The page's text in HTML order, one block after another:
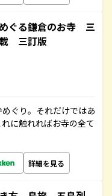
ぐる鎌倉のお寺 三
三訂版
ぐり。それだけではあ
に触れればお寺の全て
詳細を見る